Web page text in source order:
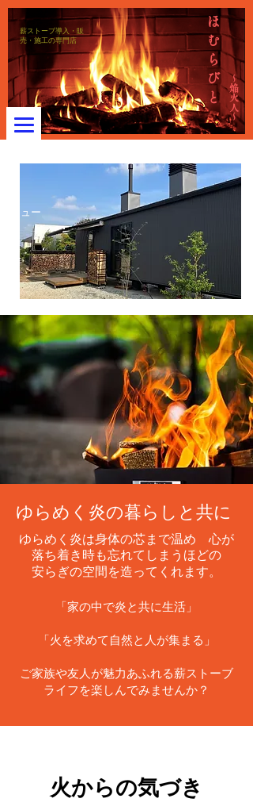
メニュー
薪ストーブ導入・販
売・施工の専門店
ほ
む
ら
び
と
～焔火人～
ゆらめく炎の暮らしと共に
ゆらめく炎は身体の芯まで温め 心が
落ち着き時も忘れてしまうほどの
安らぎの空間を造ってくれます。
「家の中で炎と共に生活」
「火を求めて自然と人が集まる」
​ご家族や友人が魅力あふれる薪ストーブ
ライフを楽しんでみませんか？
​火からの気づき